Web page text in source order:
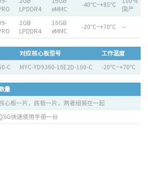
LPDDR4
eMMC
-40℃~+85℃
国产
2GB
LPDDR4
16GB
eMMC
-20℃~+70℃ --
对应核心板型号 工作温度
C MYC-YD9360-16E2D-160-C -20℃~+70℃
量
心板一片，底板一片，两者组装在一起
快速使用手册一份